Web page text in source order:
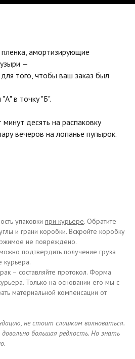
амортизирующие
—
того, чтобы ваш заказ был
в точку "Б".
десять на распаковку
вечеров на лопанье пупырок.
упаковки при курьере. Обратите
и грани коробки. Вскройте коробку
не повреждено.
подтвердить получение груза
курьера.
– составляйте протокол. Форма
Только на основании его мы с
материальной компенсации от
не стоит слишком волноваться.
большая редкость. Но знать